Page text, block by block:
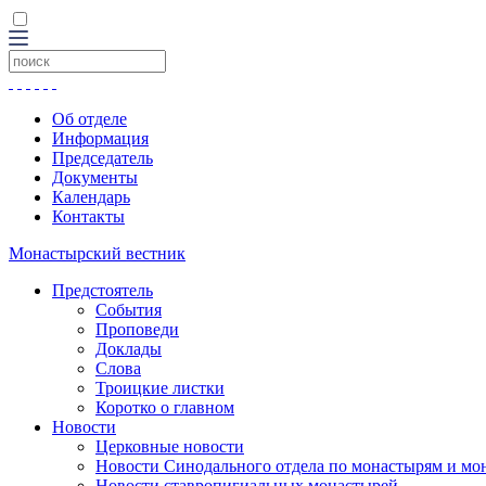
Об отделе
Информация
Председатель
Документы
Календарь
Контакты
Монастырский вестник
Предстоятель
События
Проповеди
Доклады
Слова
Троицкие листки
Коротко о главном
Новости
Церковные новости
Новости Синодального отдела по монастырям и